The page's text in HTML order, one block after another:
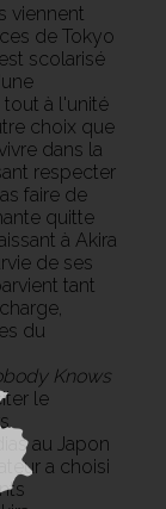
viennent
de Tokyo
scolarisé
tout à l'unité
choix que
dans la
respecter
faire de
quitte
à Akira
de ses
tant
du
Knows
le
au Japon
a choisi